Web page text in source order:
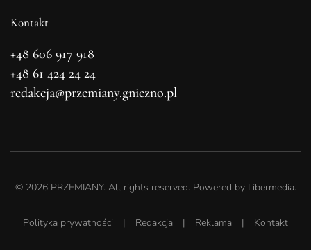
Kontakt
+48 606 917 918
+48 61 424 24 24
redakcja@przemiany.gniezno.pl
© 2026PRZEMIANY. All rights reserved. Powered by Libermedia.
Polityka prywatności | Redakcja | Reklama | Kontakt